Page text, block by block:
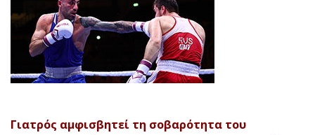
Γιατρός αμφισβητεί τη σοβαρότητα του